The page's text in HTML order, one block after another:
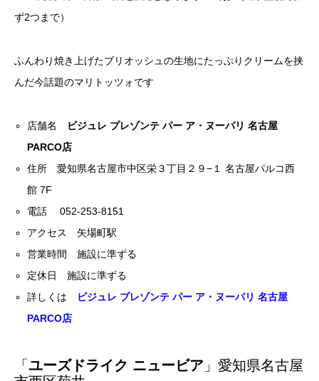
ず2つまで）
ふんわり焼き上げたブリオッシュの生地にたっぷりクリームを挟
んだ今話題のマリトッツォです
店舗名
ビジュレ プレゾンテ パー ア・ヌーパリ 名古屋
PARCO店
住所 愛知県名古屋市中区栄３丁目２９−１ 名古屋パルコ西
館 7F
電話 052-253-8151
アクセス 矢場町駅
営業時間 施設に準ずる
定休日 施設に準ずる
詳しくは
ビジュレ プレゾンテ パー ア・ヌーパリ 名古屋
PARCO店
「 ユーズドライク ニュービア 」愛知県名古屋